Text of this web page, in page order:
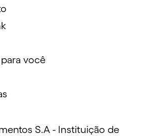
você
S.A - Instituição de